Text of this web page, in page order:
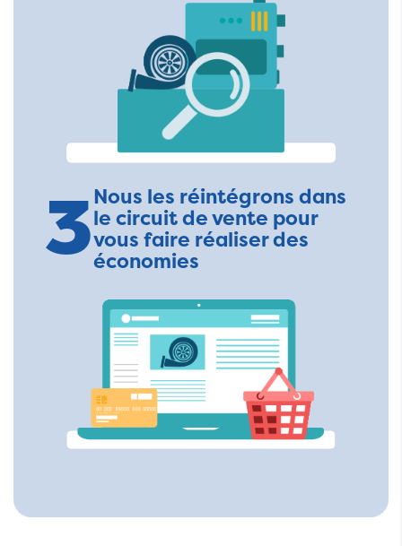
3Nous les réintégrons dans
le circuit de vente pour
vous faire réaliser des
économies